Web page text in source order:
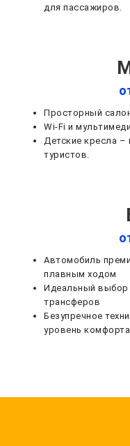
для пассажиров.
Просторный
Wi-Fi и
Детские кресла –
туристов.
Автомобиль
плавным ходом
Идеальный выбор
трансферов
Безупречное
уровень комфорта